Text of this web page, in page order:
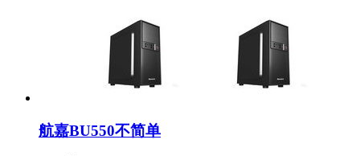
航嘉BU550不简单